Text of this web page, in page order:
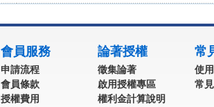
會員服務
申請流程
會員條款
授權費用
論著授權
徵集論著
啟用授權專區
權利金計算說明
常
使
常